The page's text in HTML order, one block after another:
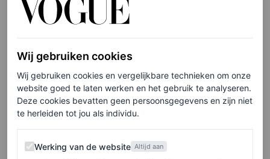
Release-date Louis Vuitton
x Nike Air Force 1
Het idee dat sneakers enkele van de meest toegankelijke
mode-items zijn, geldt allang niet meer. Het
schoenontwerp is misschien wel één van de meest
gebruikte ontwerpen voor samenwerkingen tussen
Wij gebruiken cookies
Wij gebruiken cookies en vergelijkbare technieken om onze
website goed te laten werken en het gebruik te analyseren.
Deze cookies bevatten geen persoonsgegevens en zijn niet
te herleiden tot jou als individu.
Werking van de website
Werking van de website Altijd aan